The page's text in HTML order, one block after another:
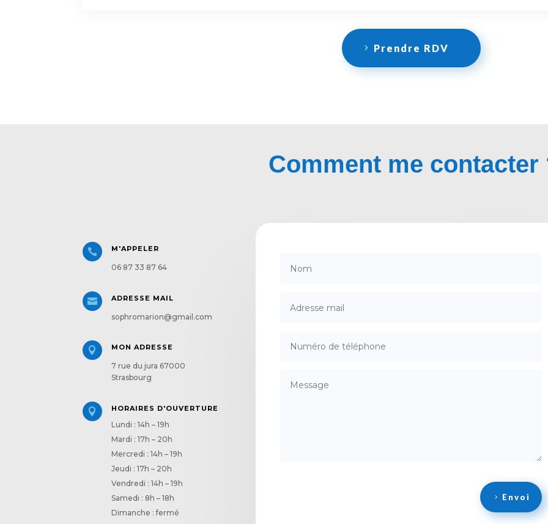
Prendre RDV
Comment me contacter
 M'APPELER
06 87 33 87 64
 ADRESSE MAIL
sophromarion@gmail.com
 MON ADRESSE
7 rue du jura 67000
Strasbourg
 HORAIRES D'OUVERTURE
Lundi : 14h – 19h
Mardi : 17h – 20h
Mercredi : 14h – 19h
Jeudi : 17h – 20h
Vendredi : 14h – 19h
Samedi : 8h – 18h
Dimanche : fermé
Envoi